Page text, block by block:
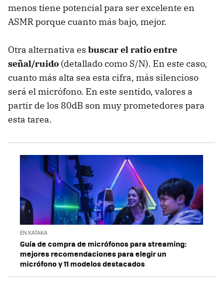
menos tiene potencial para ser excelente en
ASMR porque cuanto más bajo, mejor.
Otra alternativa es buscar el ratio entre
señal/ruido (detallado como S/N). En este caso,
cuanto más alta sea esta cifra, más silencioso
será el micrófono. En este sentido, valores a
partir de los 80dB son muy prometedores para
esta tarea.
EN XATAKA
Guía de compra de micrófonos para streaming:
mejores recomendaciones para elegir un
micrófono y 11 modelos destacados